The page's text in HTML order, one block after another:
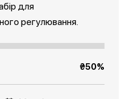
для
регулювання.
₴50%